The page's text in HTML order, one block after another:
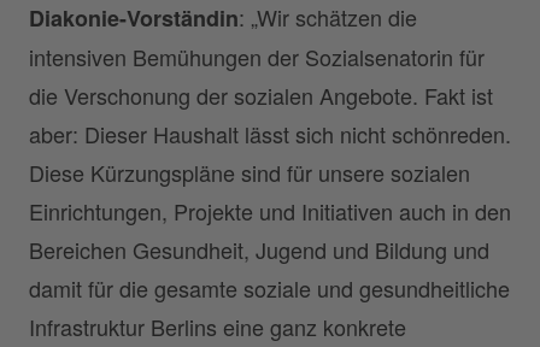
Diakonie-Vorständin: „Wir schätzen die
intensiven Bemühungen der Sozialsenatorin für
die Verschonung der sozialen Angebote. Fakt ist
aber: Dieser Haushalt lässt sich nicht schönreden.
Diese Kürzungspläne sind für unsere sozialen
Einrichtungen, Projekte und Initiativen auch in den
Bereichen Gesundheit, Jugend und Bildung und
damit für die gesamte soziale und gesundheitliche
Infrastruktur Berlins eine ganz konkrete